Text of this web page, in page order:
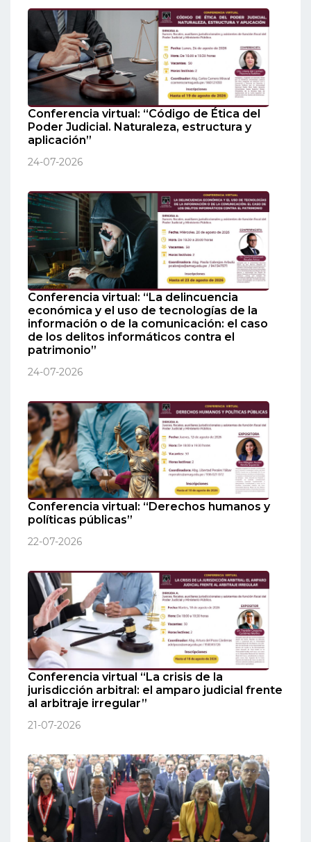
Conferencia virtual: “Código de Ética del
Poder Judicial. Naturaleza, estructura y
aplicación”
24-07-2026
Conferencia virtual: “La delincuencia
económica y el uso de tecnologías de la
información o de la comunicación: el caso
de los delitos informáticos contra el
patrimonio”
24-07-2026
Conferencia virtual: “Derechos humanos y
políticas públicas”
22-07-2026
Conferencia virtual “La crisis de la
jurisdicción arbitral: el amparo judicial frente
al arbitraje irregular”
21-07-2026